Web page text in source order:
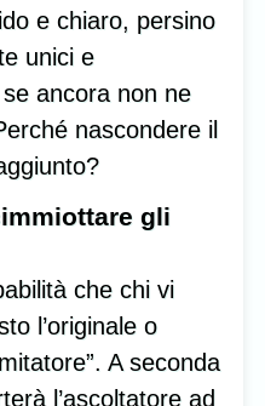
e chiaro, persino
unici e
ancora non ne
nascondere il
gli
che chi vi
l’originale o
A seconda
l’ascoltatore ad